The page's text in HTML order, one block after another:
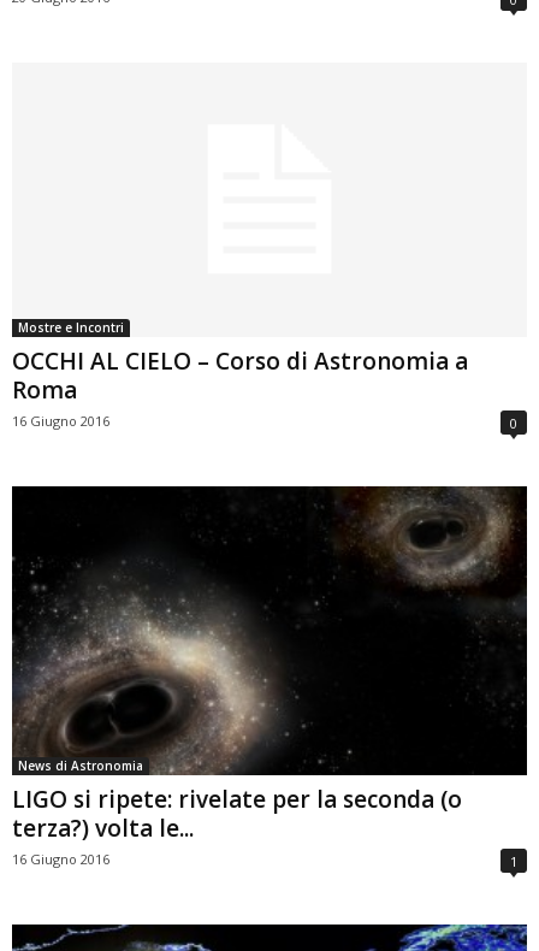
Mostre e Incontri
OCCHI AL CIELO – Corso di Astronomia a
Roma
16 Giugno 2016 0
News di Astronomia
LIGO si ripete: rivelate per la seconda (o
terza?) volta le...
16 Giugno 2016 1